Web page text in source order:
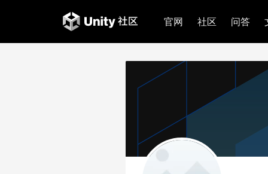
官网 社区 问答